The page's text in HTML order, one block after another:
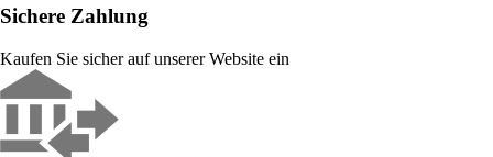
Sichere Zahlung
Kaufen Sie sicher auf unserer Website ein